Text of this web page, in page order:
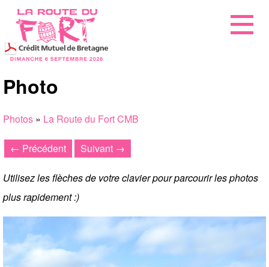
Photo
Photos » La Route du Fort CMB
← Précédent Suivant →
Utilisez les flèches de votre clavier pour parcourir les photos
plus rapidement :)